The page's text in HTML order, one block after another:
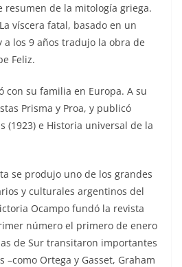
resumen de la mitología griega.
víscera fatal, basado en un
los 9 años tradujo la obra de
Feliz.
con su familia en Europa. A su
Prisma y Proa, y publicó
(1923) e Historia universal de la
se produjo uno de los grandes
y culturales argentinos del
Ocampo fundó la revista
número el primero de enero
de Sur transitaron importantes
Ortega y Gasset, Graham